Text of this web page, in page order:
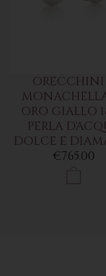
ORO GIALLO
PERLA
DOLCE E
€765.00